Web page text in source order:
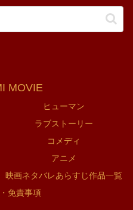
MOVIE
ヒューマン
ラブストーリー
コメディ
アニメ
映画ネタバレあらすじ作品一覧
免責事項